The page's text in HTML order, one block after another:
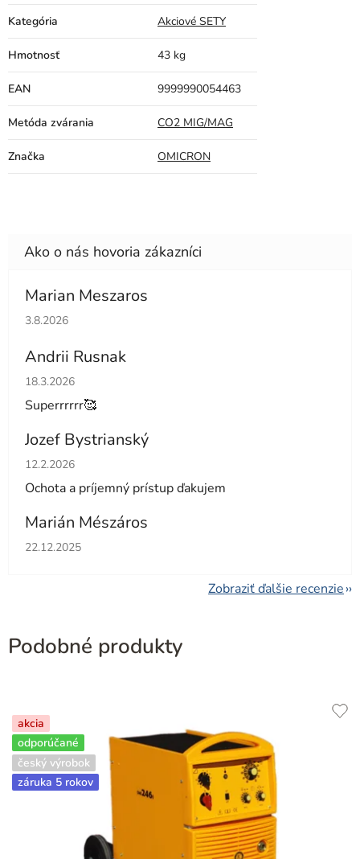
Kategória Akciové SETY
Hmotnosť 43 kg
EAN 9999990054463
Metóda zvárania CO2 MIG/MAG
Značka OMICRON
Marian Meszaros
Hodnotenie obchodu je 5 z 5 hviezdičiek.
3.8.2026
Andrii Rusnak
Hodnotenie obchodu je 5 z 5 hviezdičiek.
18.3.2026
Superrrrrr🥰
Jozef Bystrianský
Hodnotenie obchodu je 5 z 5 hviezdičiek.
12.2.2026
Ochota a príjemný prístup ďakujem
Marián Mészáros
Hodnotenie obchodu je 5 z 5 hviezdičiek.
22.12.2025
Zobraziť ďalšie recenzie
Podobné produkty
akcia
odporúčané
český výrobok
záruka 5 rokov